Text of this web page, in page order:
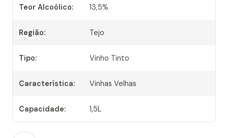
Teor Alcoólico: 13,5%
Região: Tejo
Tipo: Vinho Tinto
Característica: Vinhas Velhas
Capacidade: 1,5L